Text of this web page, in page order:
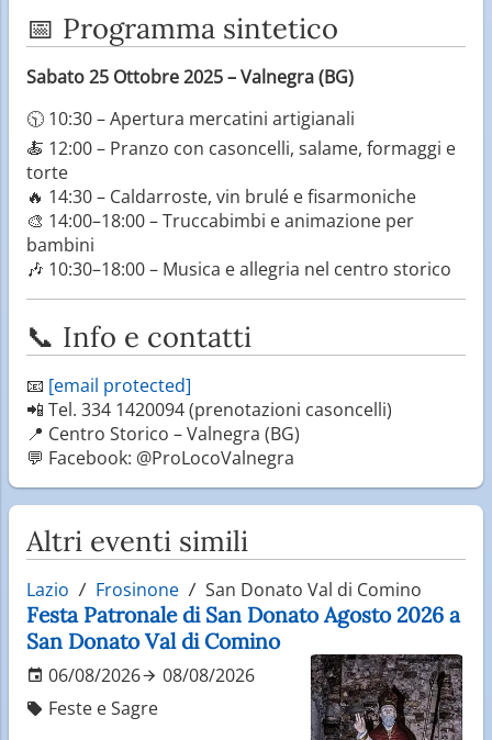
📅 Programma sintetico
Sabato 25 Ottobre 2025 – Valnegra (BG)
🕥 10:30 – Apertura mercatini artigianali
🍝 12:00 – Pranzo con casoncelli, salame, formaggi e
torte
🔥 14:30 – Caldarroste, vin brulé e fisarmoniche
🎨 14:00–18:00 – Truccabimbi e animazione per
bambini
🎶 10:30–18:00 – Musica e allegria nel centro storico
📞 Info e contatti
📧 [email protected]
📲 Tel. 334 1420094 (prenotazioni casoncelli)
📍 Centro Storico – Valnegra (BG)
💬 Facebook: @ProLocoValnegra
Altri eventi simili
Lazio Frosinone San Donato Val di Comino
Festa Patronale di San Donato Agosto 2026 a
San Donato Val di Comino
06/08/2026
08/08/2026
Feste e Sagre